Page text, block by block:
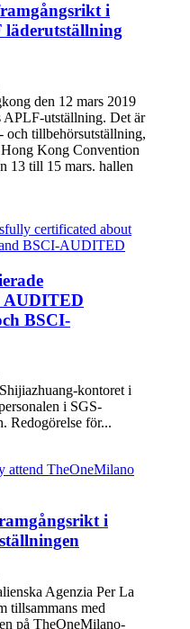
i
den 12 mars 2019
APLF-utställning. Det är
och tillbehörsutställning,
Kong Convention
13 till 15 mars. hallen
AUDITED
BSCI-
kontoret i
i SGS-
Redogörelse för...
i
Agenzia Per La
tillsammans med
på TheOneMilano-